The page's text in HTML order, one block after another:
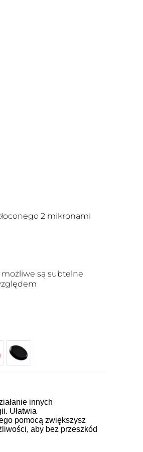
2 mikronami
są subtelne
innych
Ułatwia
pomocą zwiększysz
aby bez przeszkód